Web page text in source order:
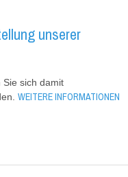
unserer
sich damit
WEITERE INFORMATIONEN